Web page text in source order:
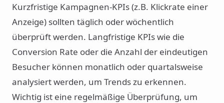
Kurzfristige Kampagnen-KPIs (z.B. Klickrate einer
Anzeige) sollten täglich oder wöchentlich
überprüft werden. Langfristige KPIs wie die
Conversion Rate oder die Anzahl der eindeutigen
Besucher können monatlich oder quartalsweise
analysiert werden, um Trends zu erkennen.
Wichtig ist eine regelmäßige Überprüfung, um